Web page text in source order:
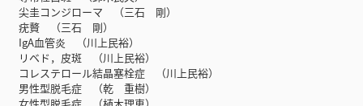
尖圭コンジローマ （三石 剛）
疣贅 （三石 剛）
IgA血管炎 （川上民裕）
リベド，皮斑 （川上民裕）
コレステロール結晶塞栓症 （川上民裕）
男性型脱毛症 （乾 重樹）